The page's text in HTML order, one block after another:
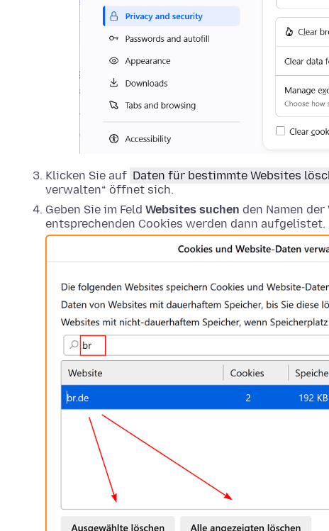
Klicken Sie auf Daten für bestimmte Websites
verwalten“ öffnet sich.
Geben Sie im Feld Websites suchen den Namen
entsprechenden Cookies werden dann aufgelistet.